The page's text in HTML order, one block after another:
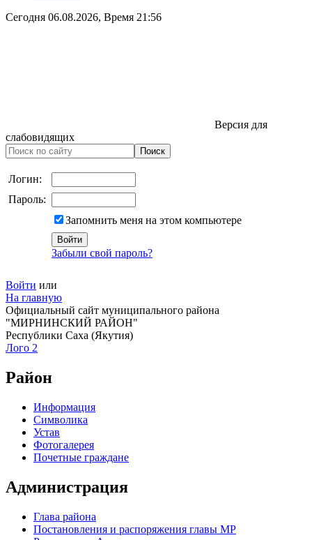
Сегодня 06.08.2026, Время 21:56
Версия для
слабовидящих
Логин:
Пароль:
Запомнить меня на этом компьютере
Забыли свой пароль?
Войти или
На главную
Официальный сайт муниципального района
"МИРНИНСКИЙ РАЙОН"
Республики Саха (Якутия)
Лого 2
Район
Информация
Символика
Устав
Фотогалерея
Почетные граждане
Администрация
Глава района
Постановления и распоряжения главы МР